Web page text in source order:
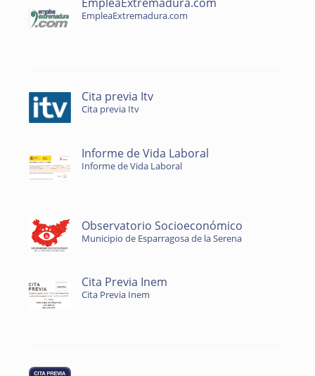
EmpleaExtremadura.com
Cita previa Itv
Cita previa Itv
Informe de Vida Laboral
Informe de Vida Laboral
Observatorio Socioeconómico
Municipio de Esparragosa de la Serena
Cita Previa Inem
Cita Previa Inem